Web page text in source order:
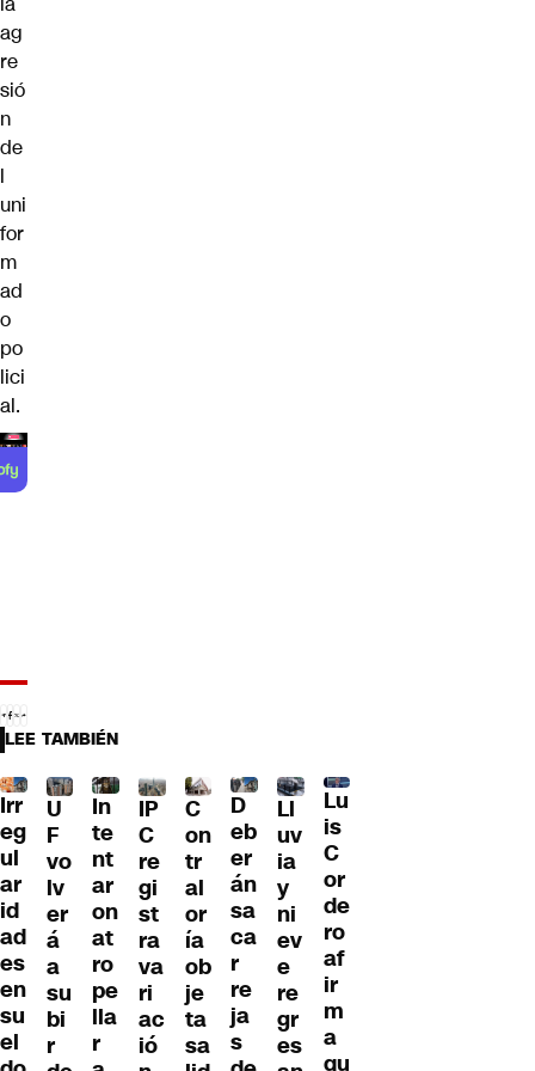
ag
re
sió
n
de
l
uni
for
m
ad
o
po
lici
al.
LEE TAMBIÉN
Irr
eg
ul
ar
id
ad
es
en
su
el
U
F
vo
lv
er
á
a
su
bi
r
In
te
nt
ar
on
at
ro
pe
lla
r
IP
C
re
gi
st
ra
va
ri
ac
ió
C
on
tr
al
or
ía
ob
je
ta
sa
D
eb
er
án
sa
ca
r
re
ja
s
Ll
uv
ia
y
ni
ev
e
re
gr
es
Lu
is
C
or
de
ro
af
ir
m
a
qu